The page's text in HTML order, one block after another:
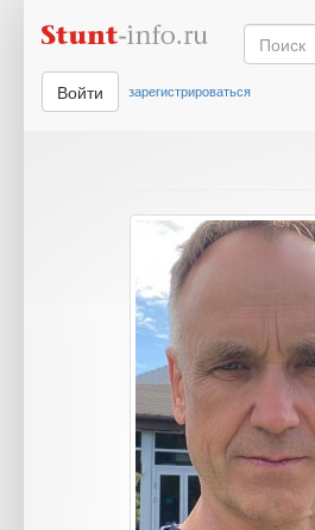
Войти зарегистрироваться